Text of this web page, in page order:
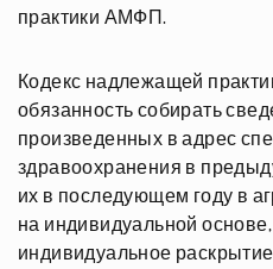
практики АМФП.
Кодекс надлежащей
обязанность собирать
произведенных в адрес
здравоохранения в
их в последующем году в
на индивидуальной
индивидуальное